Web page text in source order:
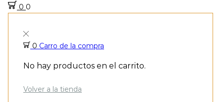
0 0
0 Carro de la compra
No hay productos en el carrito.
Volver a la tienda